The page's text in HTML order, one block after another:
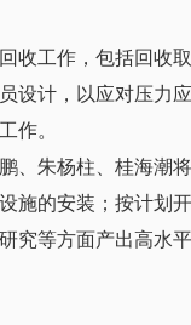
收工作，包括回收
设计，以应对压力
作。
、朱杨柱、桂海潮
施的安装；按计划
等方面产出高水